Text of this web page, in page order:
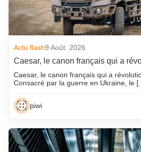
Actu flash9 Août. 2026
Caesar, le canon français qui a
Caesar, le canon français qui a
Consacré par la guerre en Ukraine, le
piwi